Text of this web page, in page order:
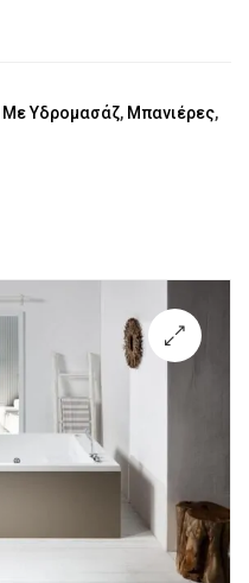
Με Υδρομασάζ, Μπανιέρες,